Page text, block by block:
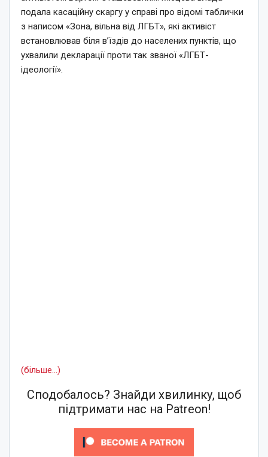
подала касаційну скаргу у справі про відомі таблички
з написом «Зона, вільна від ЛГБТ», які активіст
встановлював біля в’їздів до населених пунктів, що
ухвалили декларації проти так званої «ЛГБТ-
ідеології».
(більше…)
Сподобалось? Знайди хвилинку, щоб
підтримати нас на Patreon!